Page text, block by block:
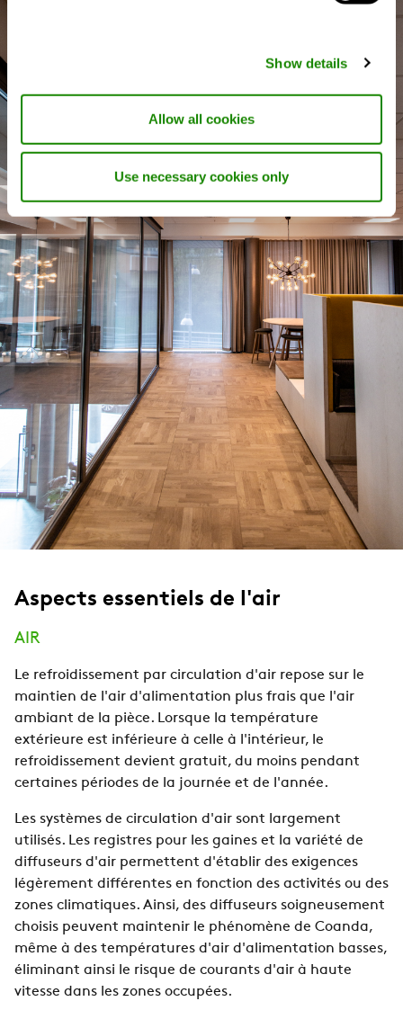
Show details
Allow all cookies
Use necessary cookies only
Aspects essentiels de l'air
AIR
Le refroidissement par circulation d'air repose sur le
maintien de l'air d'alimentation plus frais que l'air
ambiant de la pièce. Lorsque la température
extérieure est inférieure à celle à l'intérieur, le
refroidissement devient gratuit, du moins pendant
certaines périodes de la journée et de l'année.
Les systèmes de circulation d'air sont largement
utilisés. Les registres pour les gaines et la variété de
diffuseurs d'air permettent d'établir des exigences
légèrement différentes en fonction des activités ou des
zones climatiques. Ainsi, des diffuseurs soigneusement
choisis peuvent maintenir le phénomène de Coanda,
même à des températures d'air d'alimentation basses,
éliminant ainsi le risque de courants d'air à haute
vitesse dans les zones occupées.